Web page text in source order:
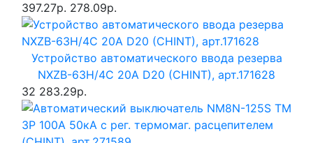
397.27р. 278.09р.
Устройство автоматического ввода резерва
NXZB-63H/4C 20A D20 (CHINT), арт.171628
32 283.29р.